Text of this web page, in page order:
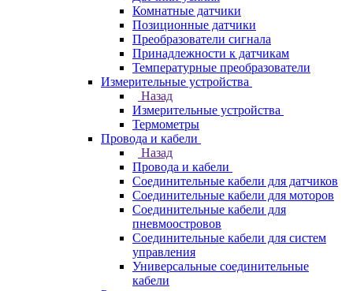
Комнатные датчики
Позиционные датчики
Преобразователи сигнала
Принадлежности к датчикам
Температурные преобразователи
Измерительные устройства
Назад
Измерительные устройства
Термометры
Провода и кабели
Назад
Провода и кабели
Соединительные кабели для датчиков
Соединительные кабели для моторов
Соединительные кабели для
пневмоостровов
Соединительные кабели для систем
управления
Универсальные соединительные
кабели